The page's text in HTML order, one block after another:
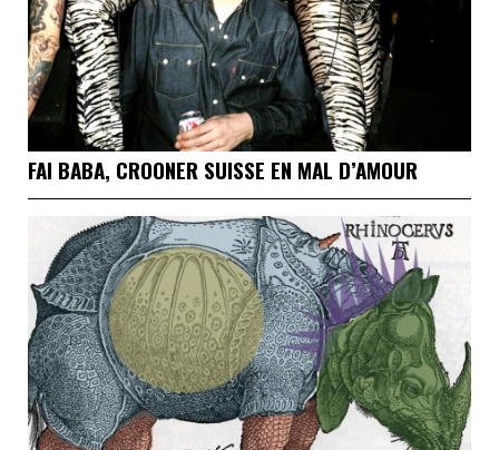
FAI BABA, CROONER SUISSE EN MAL D’AMOUR